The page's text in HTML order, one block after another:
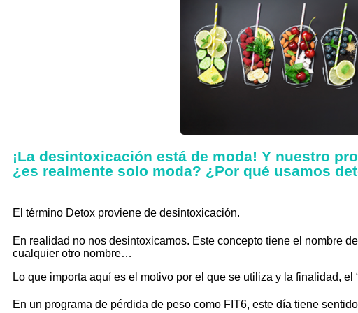
¡La desintoxicación está de moda! Y nuestro
¿es realmente solo moda? ¿Por qué usamos
El término Detox proviene de desintoxicación.
En realidad no nos desintoxicamos. Este concepto tiene el nombre
cualquier otro nombre…
Lo que importa aquí es el motivo por el que se utiliza y la finalidad, el
En un programa de pérdida de peso como FIT6, este día tiene